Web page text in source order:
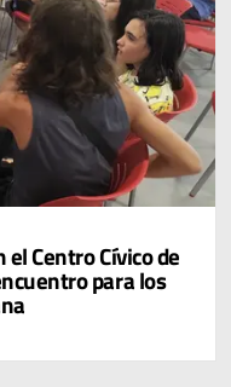
Centro Cívico de
para los